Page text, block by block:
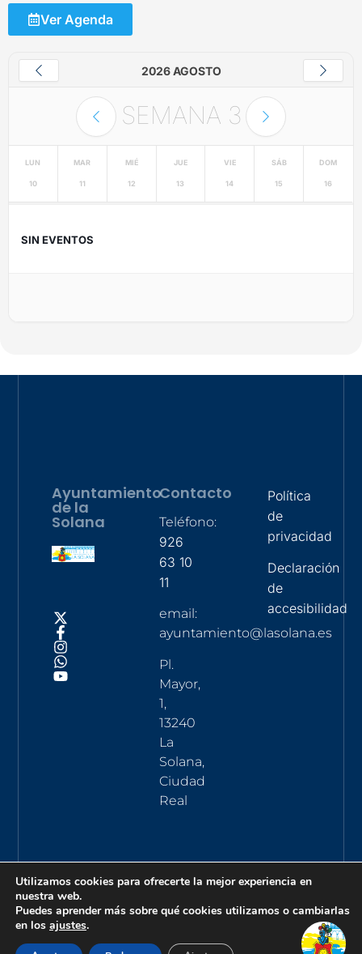
Ver Agenda
2026 AGOSTO
SEMANA 3
LUN
10
MAR
11
MIÉ
12
JUE
13
VIE
14
SÁB
15
DOM
16
SIN EVENTOS
Ayuntamiento
de la
Solana
Contacto
Teléfono:
926
63 10
11
email:
ayuntamiento@lasolana.es
Pl.
Mayor,
1,
13240
La
Solana,
Ciudad
Real
Política
de
privacidad
Declaración
de
accesibilidad
Utilizamos cookies para ofrecerte la mejor experiencia en
nuestra web.
Puedes aprender más sobre qué cookies utilizamos o cambiarlas
en los ajustes.